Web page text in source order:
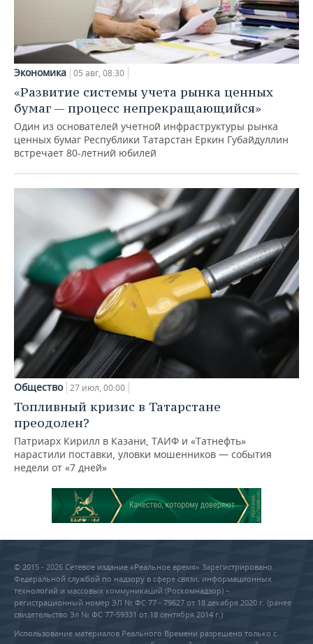
Экономика 05 авг, 08:30
«Развитие системы учета рынка ценных
бумаг — процесс непрекращающийся»
Один из основателей учетной инфраструктуры рынка
ценных бумаг Республики Татарстан Еркин Губайдуллин
встречает 80-летний юбилей
Общество 27 июл, 00:00
Топливный кризис в Татарстане
преодолен?
Патриарх Кирилл в Казани, ТАИФ и «Татнефть»
нарастили поставки, уловки мошенников — события
недели от «7 дней»
© 2015 - 2026 Сетевое издание «Реальное время» Зарегистрировано
Федеральной службой по надзору в сфере связи, информационных
технологий и массовых коммуникаций (Роскомнадзор) –
регистрационный номер ЭЛ № ФС 77 - 79627 от 18 декабря 2020 г. (ранее
свидетельство Эл № ФС 77-59331 от 18 сентября 2014 г.)
Использование материалов Реального Времени разрешено только с